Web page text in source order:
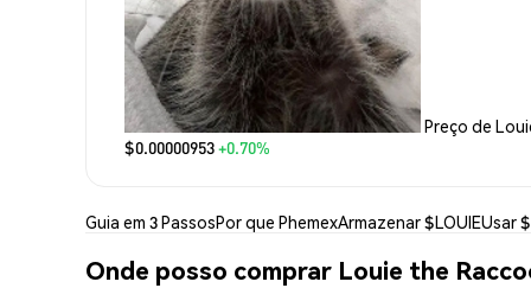
Preço de
$0.00000953+0.70%
Guia em 3 PassosPor que PhemexArmazenar $LOUIEUsar
Onde posso comprar Louie the